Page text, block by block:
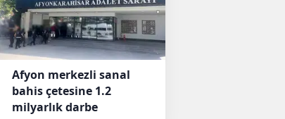
Afyon merkezli sanal
bahis çetesine 1.2
milyarlık darbe